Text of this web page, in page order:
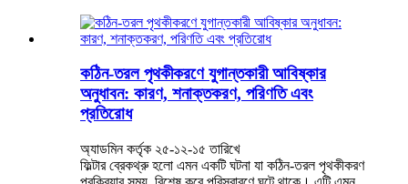
কঠিন-তরল পৃথকীকরণে যুগান্তকারী আবিষ্কার
অনুধাবন: কারণ, শনাক্তকরণ, পরিণতি এবং
প্রতিরোধ
অ্যাডমিন কর্তৃক ২৫-১২-১৫ তারিখে
ফিল্টার ব্রেকথ্রু হলো এমন একটি ঘটনা যা কঠিন-তরল পৃথকীকরণ